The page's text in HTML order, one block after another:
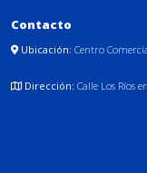
Contacto
Ubicación: Centro
Dirección: Calle Los Ríos